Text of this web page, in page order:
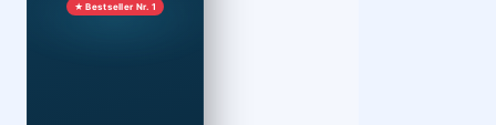
★ Bestseller Nr. 1